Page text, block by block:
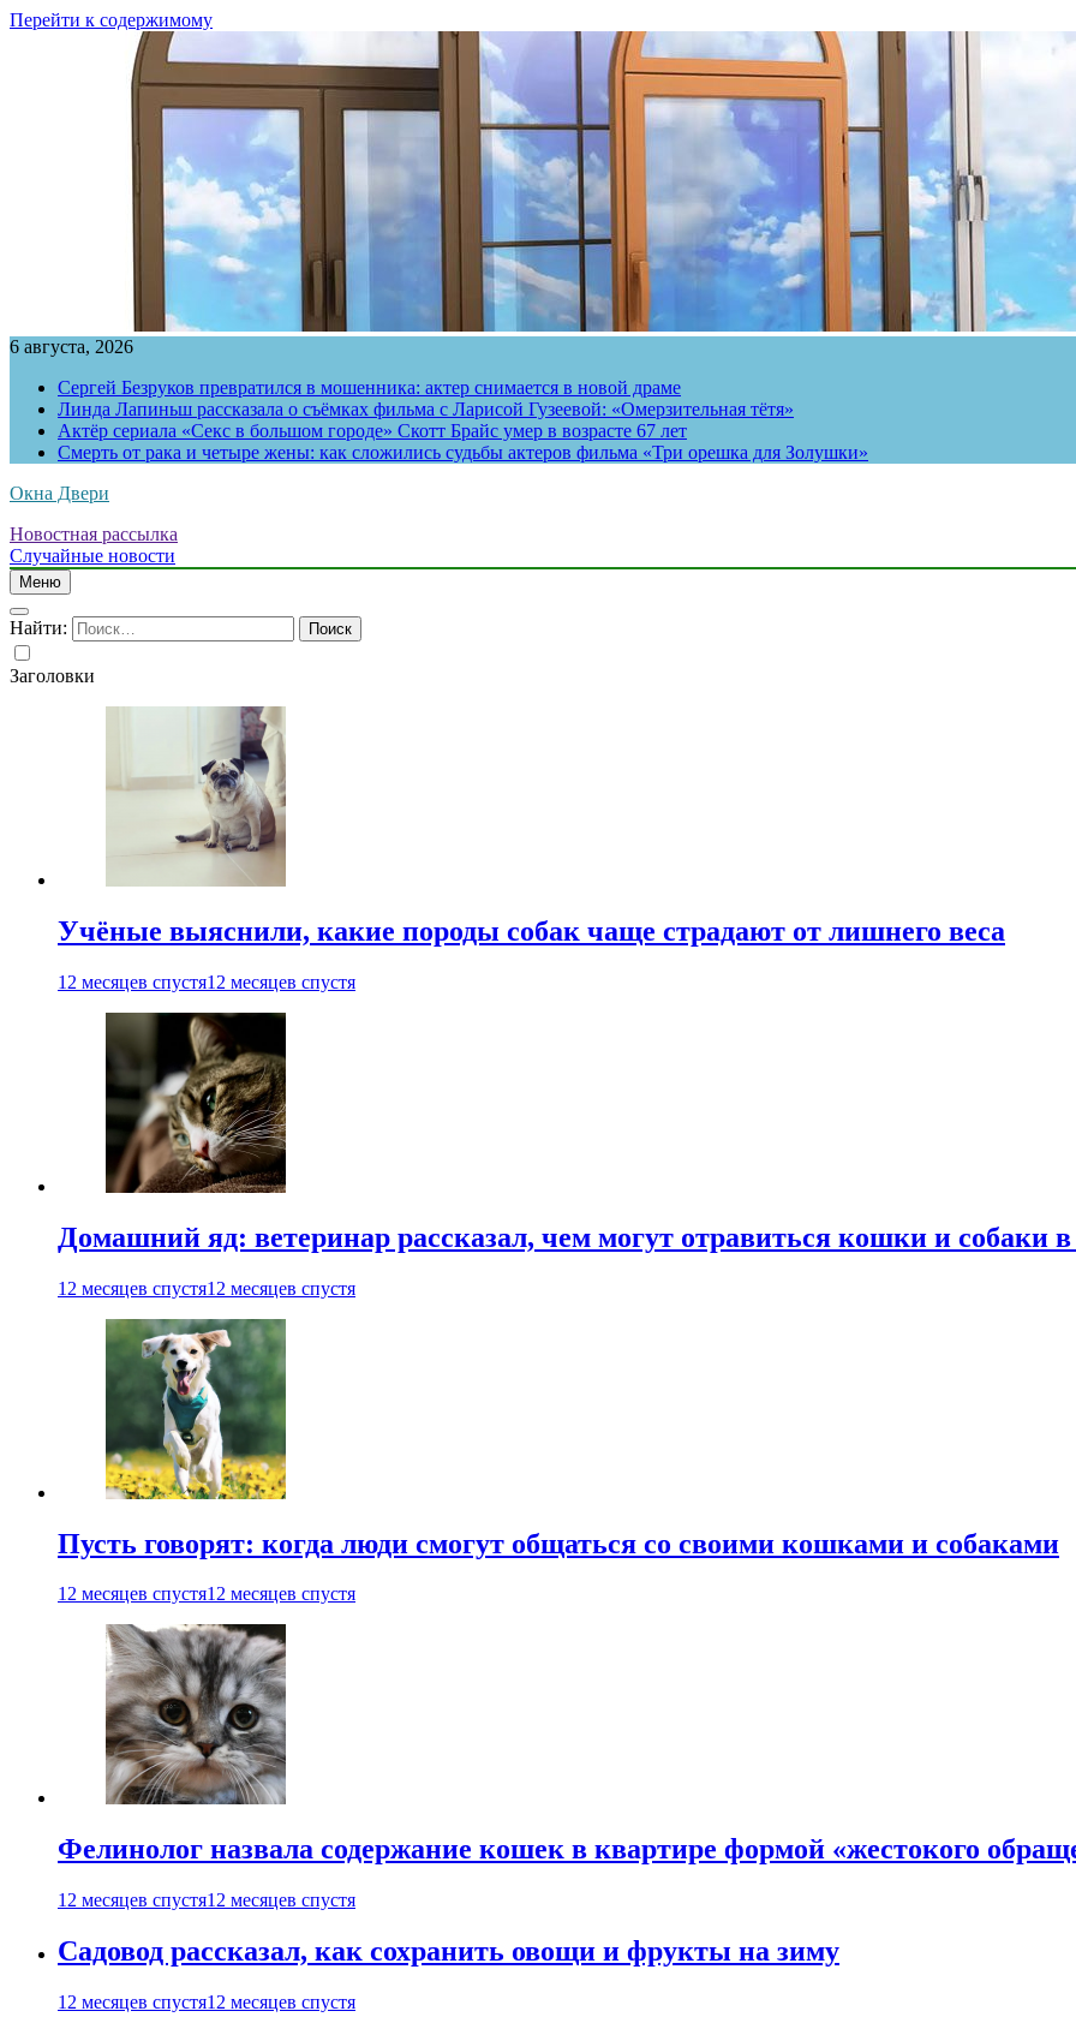
Перейти к содержимому
6 августа, 2026
Сергей Безруков превратился в мошенника: актер снимается в новой драме
Линда Лапиньш рассказала о съёмках фильма с Ларисой Гузеевой: «Омерзительная тётя»
Актёр сериала «Секс в большом городе» Скотт Брайс умер в возрасте 67 лет
Смерть от рака и четыре жены: как сложились судьбы актеров фильма «Три орешка для Золушки»
Окна Двери
Новостная рассылка
Случайные новости
Меню
Найти:
Заголовки
Учёные выяснили, какие породы собак чаще страдают от лишнего веса
12 месяцев спустя12 месяцев спустя
Домашний яд: ветеринар рассказал, чем могут отравиться кошки и собаки
12 месяцев спустя12 месяцев спустя
Пусть говорят: когда люди смогут общаться со своими кошками и собаками
12 месяцев спустя12 месяцев спустя
Фелинолог назвала содержание кошек в квартире формой «жестокого
12 месяцев спустя12 месяцев спустя
Садовод рассказал, как сохранить овощи и фрукты на зиму
12 месяцев спустя12 месяцев спустя